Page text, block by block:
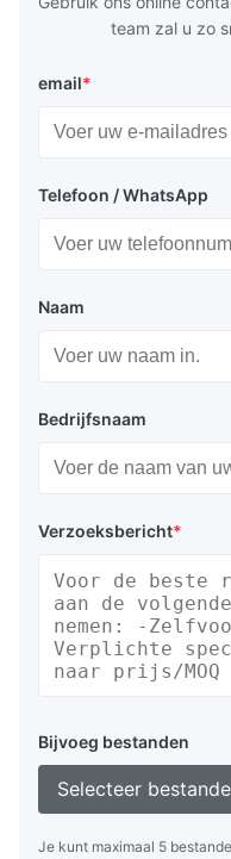
team zal u zo
email*
Telefoon / WhatsApp
Naam
Bedrijfsnaam
Verzoeksbericht*
Bijvoeg bestanden
Selecteer
Je kunt maximaal 5